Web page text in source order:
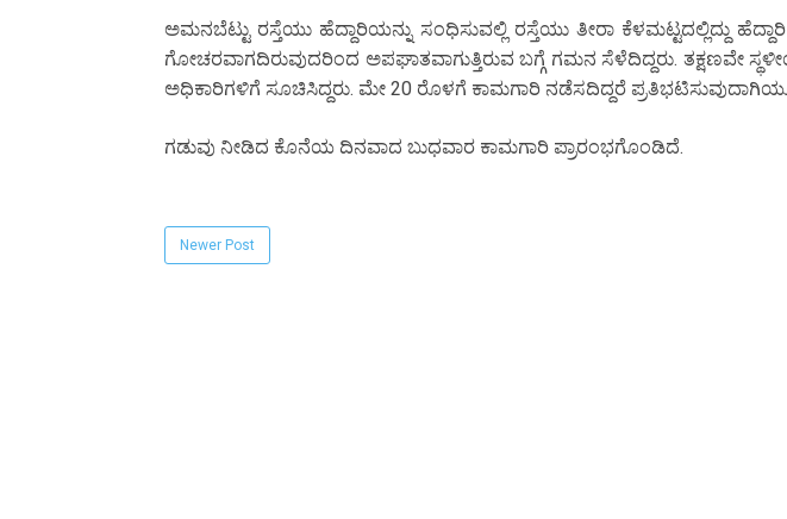
ಅಮನಬೆಟ್ಟು ರಸ್ತೆಯು ಹೆದ್ದಾರಿಯನ್ನು ಸಂಧಿಸುವಲ್ಲಿ ರಸ್ತೆಯು ತೀರಾ ಕೆಳಮಟ್ಟದಲ್ಲಿದ್ದು
ಗೋಚರವಾಗದಿರುವುದರಿಂದ ಅಪಘಾತವಾಗುತ್ತಿರುವ ಬಗ್ಗೆ ಗಮನ ಸೆಳೆದಿದ್ದರು. ತಕ್ಷಣವೇ
ಅಧಿಕಾರಿಗಳಿಗೆ ಸೂಚಿಸಿದ್ದರು. ಮೇ 20 ರೊಳಗೆ ಕಾಮಗಾರಿ ನಡೆಸದಿದ್ದರೆ ಪ್ರತಿಭಟಿಸುವುದಾಗಿಯೂ
ಗಡುವು ನೀಡಿದ ಕೊನೆಯ ದಿನವಾದ ಬುಧವಾರ ಕಾಮಗಾರಿ ಪ್ರಾರಂಭಗೊಂಡಿದೆ.
Newer Post